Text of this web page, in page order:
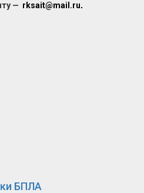
— rksait@mail.ru.
БПЛА